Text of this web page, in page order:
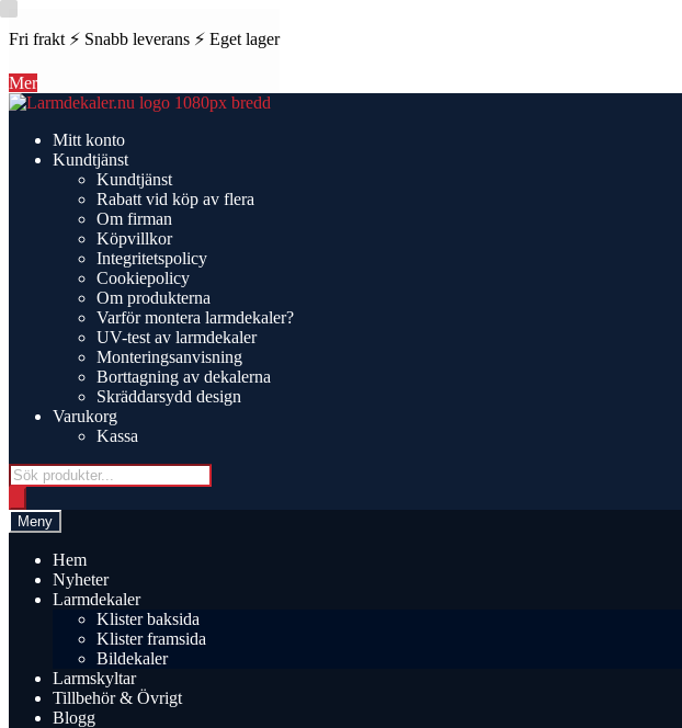
Fri frakt ⚡ Snabb leverans ⚡ Eget lager
Mer
Hoppa
navigering
Hoppa
innehållMitt konto
Kundtjänst
Kundtjänst
Rabatt vid köp av flera
Om firman
Köpvillkor
Integritetspolicy
Cookiepolicy
Om produkterna
Varför montera larmdekaler?
UV-test av larmdekaler
Monteringsanvisning
Borttagning av dekalerna
Skräddarsydd design
Varukorg
Kassa
Products
search
Meny
Hem
Nyheter
Larmdekaler
Klister baksida
Klister framsida
Bildekaler
Larmskyltar
Tillbehör & Övrigt
Blogg